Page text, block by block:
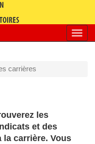
carrières
les
et des
la carrière. Vous